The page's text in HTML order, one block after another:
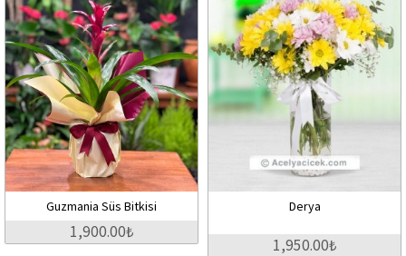
Guzmania Süs Bitkisi
1,900.00₺
Derya
1,950.00₺